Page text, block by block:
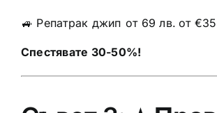
🚙 Репатрак джип от 69 лв. от €35
Спестявате 30-50%!